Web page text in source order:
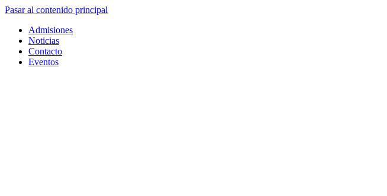
Pasar al contenido principal
Admisiones
Noticias
Contacto
Eventos